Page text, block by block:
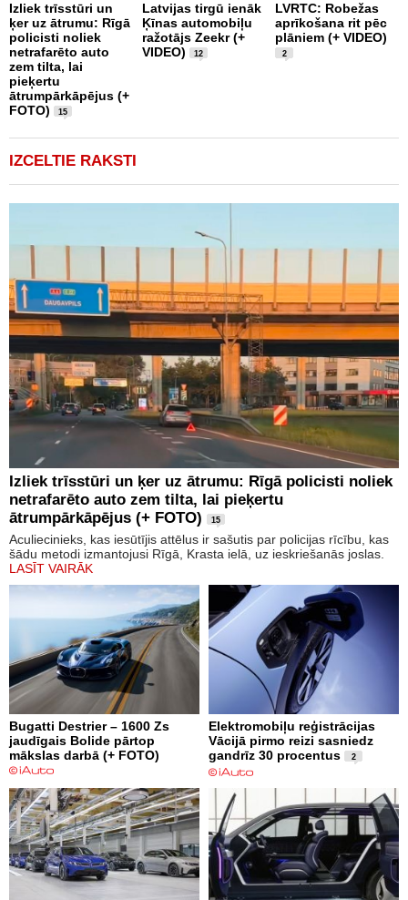
Izliek trīsstūri un
ķer uz ātrumu: Rīgā
policisti noliek
netrafarēto auto
zem tilta, lai
pieķertu
ātrumpārkāpējus (+
FOTO)
15
Latvijas tirgū ienāk
Ķīnas automobiļu
ražotājs Zeekr (+
VIDEO)
12
LVRTC: Robežas
aprīkošana rit pēc
plāniem (+ VIDEO)
2
IZCELTIE RAKSTI
Izliek trīsstūri un ķer uz ātrumu: Rīgā policisti noliek
netrafarēto auto zem tilta, lai pieķertu
ātrumpārkāpējus (+ FOTO)
15
Aculiecinieks, kas iesūtījis attēlus ir sašutis par policijas rīcību, kas
šādu metodi izmantojusi Rīgā, Krasta ielā, uz ieskriešanās joslas.
LASĪT VAIRĀK
Bugatti Destrier – 1600 Zs
jaudīgais Bolide pārtop
mākslas darbā (+ FOTO)
Elektromobiļu reģistrācijas
Vācijā pirmo reizi sasniedz
gandrīz 30 procentus
2